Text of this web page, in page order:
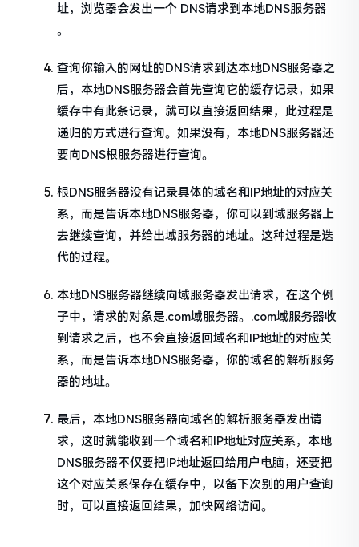
址，浏览器会发出一个 DNS请求到本地DNS服务器
。
查询你输入的网址的DNS请求到达本地DNS服务器之
后，本地DNS服务器会首先查询它的缓存记录，如果
缓存中有此条记录，就可以直接返回结果，此过程是
递归的方式进行查询。如果没有，本地DNS服务器还
要向DNS根服务器进行查询。
根DNS服务器没有记录具体的域名和IP地址的对应关
系，而是告诉本地DNS服务器，你可以到域服务器上
去继续查询，并给出域服务器的地址。这种过程是迭
代的过程。
本地DNS服务器继续向域服务器发出请求，在这个例
子中，请求的对象是.com域服务器。.com域服务器收
到请求之后，也不会直接返回域名和IP地址的对应关
系，而是告诉本地DNS服务器，你的域名的解析服务
器的地址。
最后，本地DNS服务器向域名的解析服务器发出请
求，这时就能收到一个域名和IP地址对应关系，本地
DNS服务器不仅要把IP地址返回给用户电脑，还要把
这个对应关系保存在缓存中，以备下次别的用户查询
时，可以直接返回结果，加快网络访问。